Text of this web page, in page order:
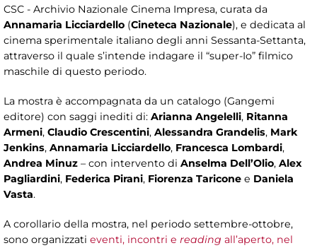
CSC - Archivio Nazionale Cinema Impresa, curata da
Annamaria Licciardello (Cineteca Nazionale), e dedicata al
cinema sperimentale italiano degli anni Sessanta-Settanta,
attraverso il quale s’intende indagare il “super-Io” filmico
maschile di questo periodo.
La mostra è accompagnata da un catalogo (Gangemi
editore) con saggi inediti di: Arianna Angelelli, Ritanna
Armeni, Claudio Crescentini, Alessandra Grandelis, Mark
Jenkins, Annamaria Licciardello, Francesca Lombardi,
Andrea Minuz – con intervento di Anselma Dell’Olio, Alex
Pagliardini, Federica Pirani, Fiorenza Taricone e Daniela
Vasta.
A corollario della mostra, nel periodo settembre-ottobre,
sono organizzati eventi, incontri e reading all’aperto, nel